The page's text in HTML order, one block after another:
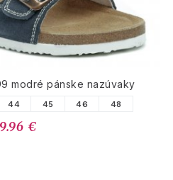
modré pánske nazúvaky
44 45 46 48
€